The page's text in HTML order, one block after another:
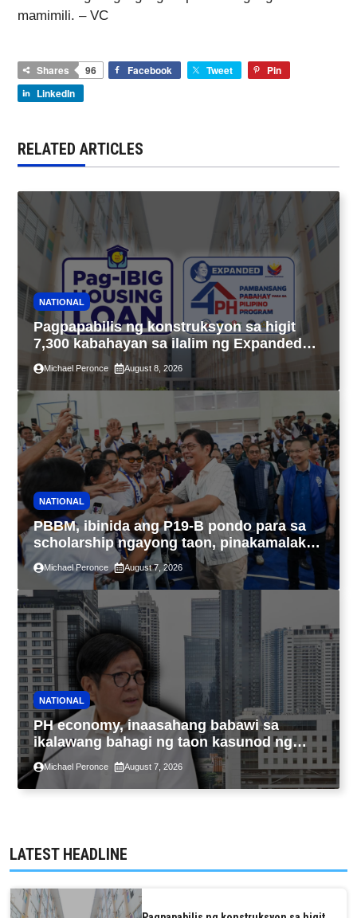
mamimili. – VC
Shares 96 Facebook Tweet
Pin
LinkedIn
RELATED ARTICLES
NATIONAL
Pagpapabilis ng konstruksyon sa higit
7,300 kabahayan sa ilalim ng Expanded
4PH, posible na sa pagtutulungan ng Pag-
IBIG at P.A. Alvarez
Michael Peronce August 8, 2026
NATIONAL
PBBM, ibinida ang P19-B pondo para sa
scholarship ngayong taon, pinakamalaki
sa kasaysayan ng TESDA
Michael Peronce August 7, 2026
NATIONAL
PH economy, inaasahang babawi sa
ikalawang bahagi ng taon kasunod ng
2.3% GDP dulot ng Middle East war,
pagkaantala ng public construction
Michael Peronce August 7, 2026
LATEST HEADLINE